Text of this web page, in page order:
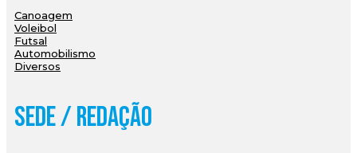
Canoagem
Voleibol
Futsal
Automobilismo
Diversos
Sede / Redação